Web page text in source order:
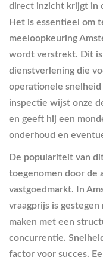
direct inzicht krijgt in
Het is essentieel om
meeloopkeuring
wordt verstrekt. Dit
dienstverlening die
operationele
inspectie wijst onze
en geeft hij een
onderhoud en
De populariteit van
toegenomen door de
vastgoedmarkt. In
vraagprijs is
maken met een
concurrentie.
factor voor succes.